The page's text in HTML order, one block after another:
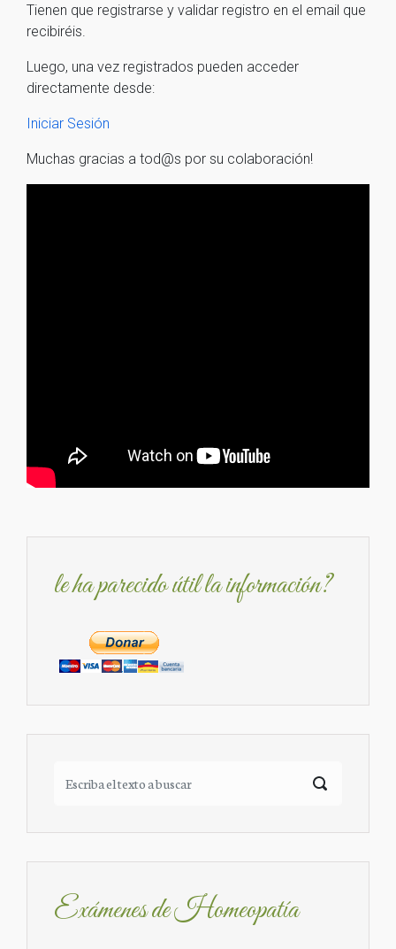
Tienen que registrarse y validar registro en el email que
recibiréis.
Luego, una vez registrados pueden acceder
directamente desde:
Iniciar Sesión
Muchas gracias a tod@s por su colaboración!
le ha parecido útil la información?
Exámenes de Homeopatía